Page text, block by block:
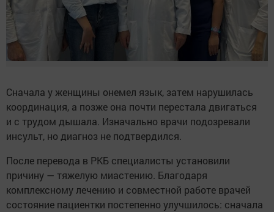
Сначала у женщины онемел язык, затем нарушилась
координация, а позже она почти перестала двигаться
и с трудом дышала. Изначально врачи подозревали
инсульт, но диагноз не подтвердился.
После перевода в РКБ специалисты установили
причину — тяжелую миастению. Благодаря
комплексному лечению и совместной работе врачей
состояние пациентки постепенно улучшилось: сначала